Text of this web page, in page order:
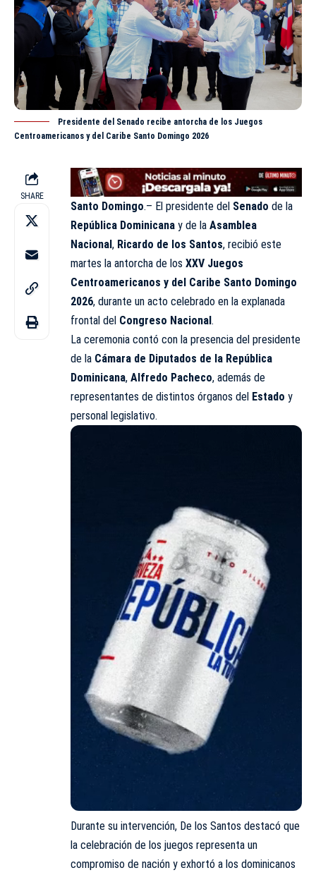
Presidente del Senado recibe antorcha de los Juegos
Centroamericanos y del Caribe Santo Domingo 2026
SHARE
Santo Domingo.– El presidente del Senado de la
República Dominicana y de la Asamblea
Nacional, Ricardo de los Santos, recibió este
martes la antorcha de los XXV Juegos
Centroamericanos y del Caribe Santo Domingo
2026, durante un acto celebrado en la explanada
frontal del Congreso Nacional.
La ceremonia contó con la presencia del presidente
de la Cámara de Diputados de la República
Dominicana, Alfredo Pacheco, además de
representantes de distintos órganos del Estado y
personal legislativo.
Durante su intervención, De los Santos destacó que
la celebración de los juegos representa un
compromiso de nación y exhortó a los dominicanos